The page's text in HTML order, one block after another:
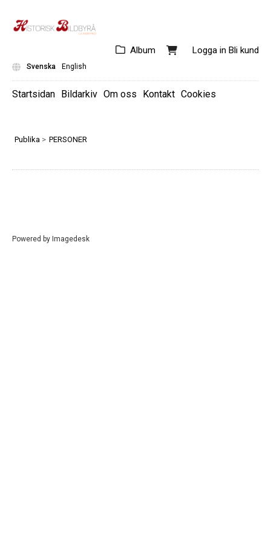
Logga in Bli kund
Album
Svenska English
Startsidan Bildarkiv Om oss Kontakt Cookies
Publika > PERSONER
KULTUR/NÖJE
SAMHÄLLE
Powered by Imagedesk